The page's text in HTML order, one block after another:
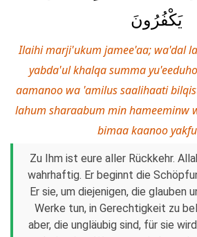
يَكْفُرُونَ
Ilaihi marji'ukum jamee'aa; wa'dal
yabda'ul khalqa summa
aamanoo wa 'amilus saalihaati
lahum sharaabum min hameeminw
bimaa kaanoo
Zu Ihm ist eure aller Rückkehr.
wahrhaftig. Er beginnt die
Er sie, um diejenigen, die glauben
Werke tun, in Gerechtigkeit zu
aber, die ungläubig sind, für sie